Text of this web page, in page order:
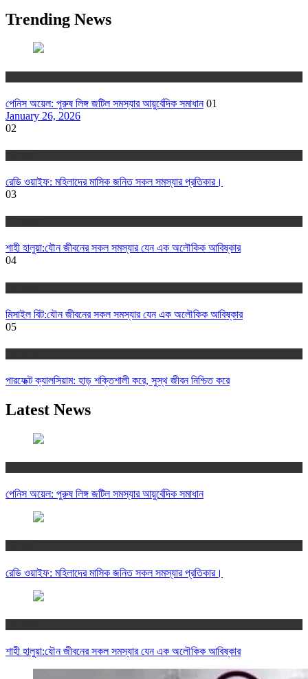
Trending News
পেনিস অয়েল: পুরুষ লিঙ্গ জটিল সমস্যার আয়ুর্বেদিক সমাধান 01
January 26, 2026
02
রেডি ওয়াইফ: মহিলাদের মাসিক জনিত সকল সমস্যার প্রতিকার।
03
শাহী হালুয়া:যৌন জীবনের সকল সমস্যার যেন এক অলৌকিক আবিষ্কার
04
মিসাইল বিট:যৌন জীবনের সকল সমস্যার যেন এক অলৌকিক আবিষ্কার
05
পারফেক্ট ক্যালসিয়াম: হাড় শক্তিশালী করে, সুস্থ জীবন নিশ্চিত করে
Latest News
পেনিস অয়েল: পুরুষ লিঙ্গ জটিল সমস্যার আয়ুর্বেদিক সমাধান
রেডি ওয়াইফ: মহিলাদের মাসিক জনিত সকল সমস্যার প্রতিকার।
শাহী হালুয়া:যৌন জীবনের সকল সমস্যার যেন এক অলৌকিক আবিষ্কার